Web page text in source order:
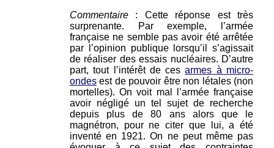
Commentaire : Cette réponse est très
surprenante. Par exemple, l’armée
française ne semble pas avoir été arrêtée
par l’opinion publique lorsqu’il s’agissait
de réaliser des essais nucléaires. D’autre
part, tout l’intérêt de cesarmes à micro-
ondes est de pouvoir être non létales (non
mortelles). On voit mal l’armée française
avoir négligé un tel sujet de recherche
depuis plus de 80 ans alors que le
magnétron, pour ne citer que lui, a été
inventé en 1921. On ne peut même pas